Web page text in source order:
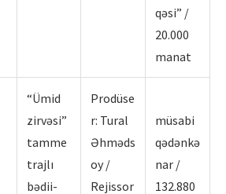
qəsi” /
20.000
manat
“Ümid
zirvəsi”
tamme
trajlı
bədii-
Prodüse
r: Tural
Əhməds
oy /
Rejissor
müsabi
qədənkə
nar /
132.880